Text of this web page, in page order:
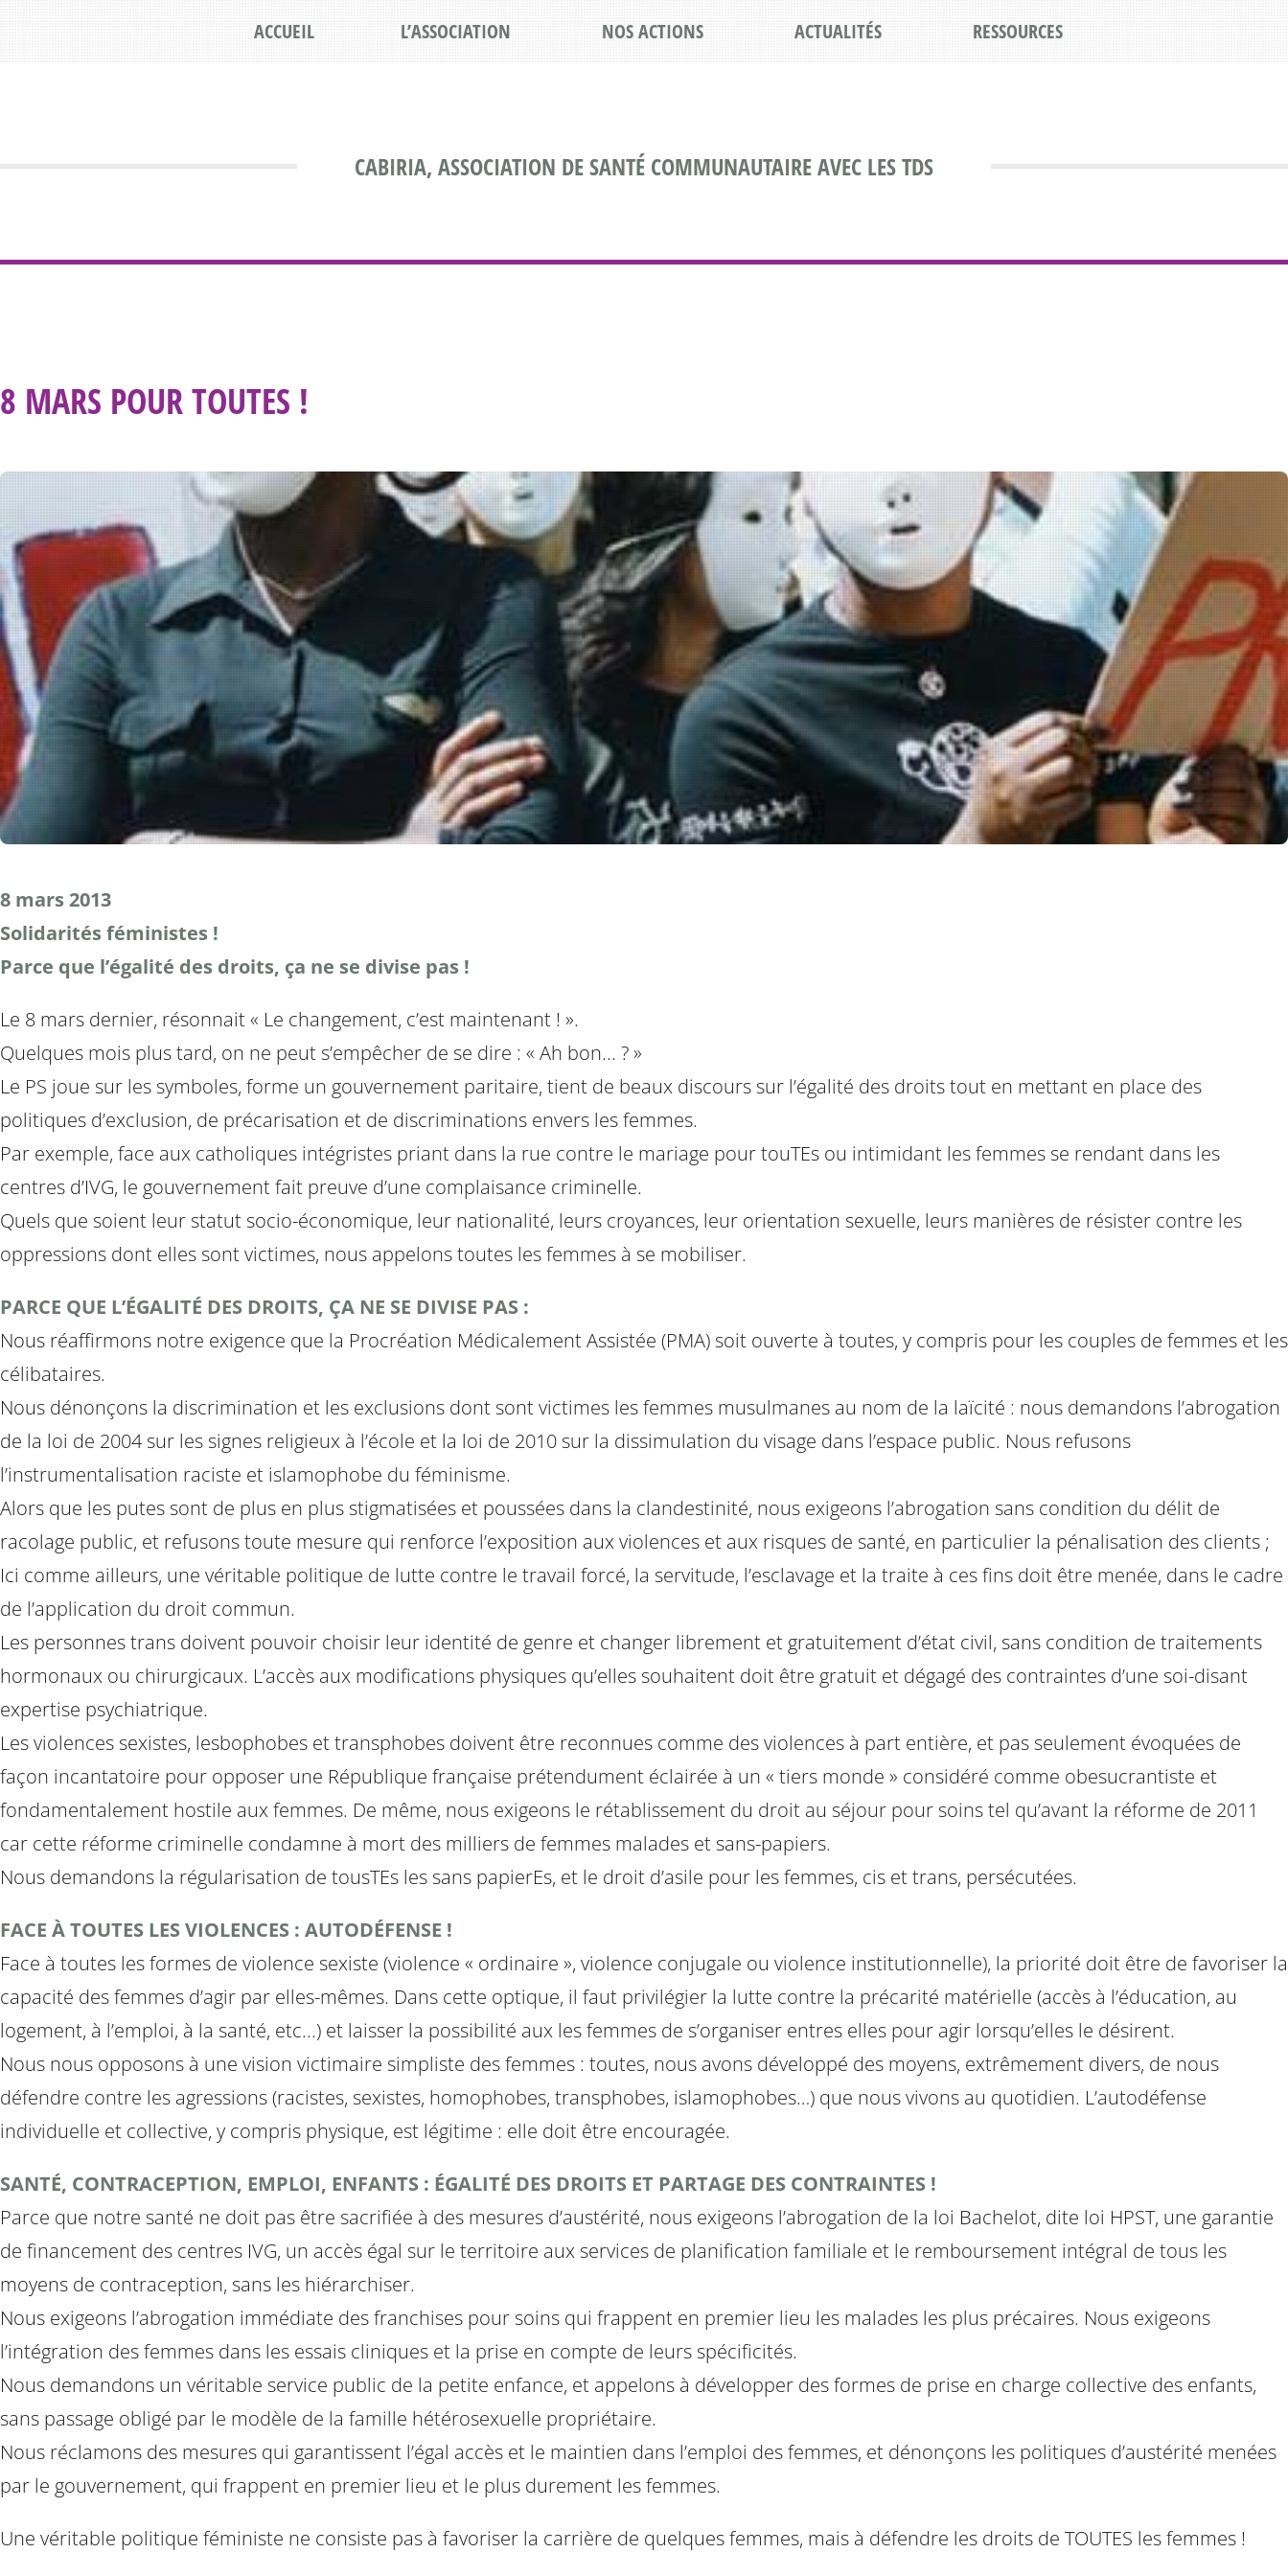
CABIRIA, ASSOCIATION DE SANTÉ COMMUNAUTAIRE AVEC LES TDS
ACCUEIL L’ASSOCIATION NOS ACTIONS ACTUALITÉS RESSOURCES
8 MARS POUR TOUTES !
8 mars 2013
Solidarités féministes !
Parce que l’égalité des droits, ça ne se divise pas !
Le 8 mars dernier, résonnait « Le changement, c’est maintenant ! ».
Quelques mois plus tard, on ne peut s’empêcher de se dire : « Ah bon... ? »
Le PS joue sur les symboles, forme un gouvernement paritaire, tient de beaux discours sur l’égalité des droits tout en mettant en place des
politiques d’exclusion, de précarisation et de discriminations envers les femmes.
Par exemple, face aux catholiques intégristes priant dans la rue contre le mariage pour touTEs ou intimidant les femmes se rendant dans les
centres d’IVG, le gouvernement fait preuve d’une complaisance criminelle.
Quels que soient leur statut socio-économique, leur nationalité, leurs croyances, leur orientation sexuelle, leurs manières de résister contre les
oppressions dont elles sont victimes, nous appelons toutes les femmes à se mobiliser.
PARCE QUE L’ÉGALITÉ DES DROITS, ÇA NE SE DIVISE PAS :
Nous réaffirmons notre exigence que la Procréation Médicalement Assistée (PMA) soit ouverte à toutes, y compris pour les couples de femmes et les
célibataires.
Nous dénonçons la discrimination et les exclusions dont sont victimes les femmes musulmanes au nom de la laïcité : nous demandons l’abrogation
de la loi de 2004 sur les signes religieux à l’école et la loi de 2010 sur la dissimulation du visage dans l’espace public. Nous refusons
l’instrumentalisation raciste et islamophobe du féminisme.
Alors que les putes sont de plus en plus stigmatisées et poussées dans la clandestinité, nous exigeons l’abrogation sans condition du délit de
racolage public, et refusons toute mesure qui renforce l’exposition aux violences et aux risques de santé, en particulier la pénalisation des clients ;
Ici comme ailleurs, une véritable politique de lutte contre le travail forcé, la servitude, l’esclavage et la traite à ces fins doit être menée, dans le cadre
de l’application du droit commun.
Les personnes trans doivent pouvoir choisir leur identité de genre et changer librement et gratuitement d’état civil, sans condition de traitements
hormonaux ou chirurgicaux. L’accès aux modifications physiques qu’elles souhaitent doit être gratuit et dégagé des contraintes d’une soi-disant
expertise psychiatrique.
Les violences sexistes, lesbophobes et transphobes doivent être reconnues comme des violences à part entière, et pas seulement évoquées de
façon incantatoire pour opposer une République française prétendument éclairée à un « tiers monde » considéré comme obesucrantiste et
fondamentalement hostile aux femmes. De même, nous exigeons le rétablissement du droit au séjour pour soins tel qu’avant la réforme de 2011
car cette réforme criminelle condamne à mort des milliers de femmes malades et sans-papiers.
Nous demandons la régularisation de tousTEs les sans papierEs, et le droit d’asile pour les femmes, cis et trans, persécutées.
FACE À TOUTES LES VIOLENCES : AUTODÉFENSE !
Face à toutes les formes de violence sexiste (violence « ordinaire », violence conjugale ou violence institutionnelle), la priorité doit être de favoriser la
capacité des femmes d’agir par elles-mêmes. Dans cette optique, il faut privilégier la lutte contre la précarité matérielle (accès à l’éducation, au
logement, à l’emploi, à la santé, etc...) et laisser la possibilité aux les femmes de s’organiser entres elles pour agir lorsqu’elles le désirent.
Nous nous opposons à une vision victimaire simpliste des femmes : toutes, nous avons développé des moyens, extrêmement divers, de nous
défendre contre les agressions (racistes, sexistes, homophobes, transphobes, islamophobes…) que nous vivons au quotidien. L’autodéfense
individuelle et collective, y compris physique, est légitime : elle doit être encouragée.
SANTÉ, CONTRACEPTION, EMPLOI, ENFANTS : ÉGALITÉ DES DROITS ET PARTAGE DES CONTRAINTES !
Parce que notre santé ne doit pas être sacrifiée à des mesures d’austérité, nous exigeons l’abrogation de la loi Bachelot, dite loi HPST, une garantie
de financement des centres IVG, un accès égal sur le territoire aux services de planification familiale et le remboursement intégral de tous les
moyens de contraception, sans les hiérarchiser.
Nous exigeons l’abrogation immédiate des franchises pour soins qui frappent en premier lieu les malades les plus précaires. Nous exigeons
l’intégration des femmes dans les essais cliniques et la prise en compte de leurs spécificités.
Nous demandons un véritable service public de la petite enfance, et appelons à développer des formes de prise en charge collective des enfants,
sans passage obligé par le modèle de la famille hétérosexuelle propriétaire.
Nous réclamons des mesures qui garantissent l’égal accès et le maintien dans l’emploi des femmes, et dénonçons les politiques d’austérité menées
par le gouvernement, qui frappent en premier lieu et le plus durement les femmes.
Une véritable politique féministe ne consiste pas à favoriser la carrière de quelques femmes, mais à défendre les droits de TOUTES les femmes !